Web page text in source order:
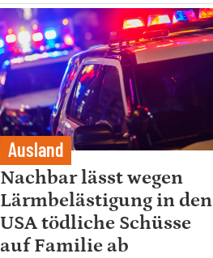
Ausland
Nachbar lässt wegen
Lärmbelästigung in den
USA tödliche Schüsse
auf Familie ab